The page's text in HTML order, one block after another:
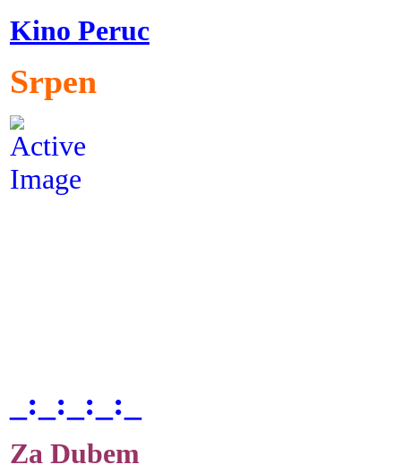
Kino Peruc
Srpen
_:_:_:_:_
Za Dubem